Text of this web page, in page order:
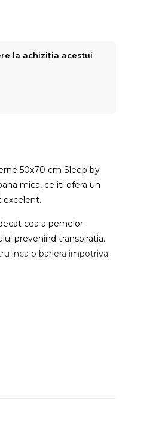
la achiziția acestui
50x70 cm Sleep by
mica, ce iti ofera un
excelent.
cea a pernelor
prevenind transpiratia.
inca o bariera impotriva